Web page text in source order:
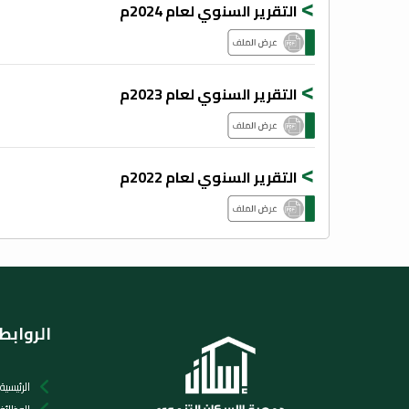
التقرير السنوي لعام 2024م
> التقرير السنوي لعام 2023م
> التقرير السنوي لعام 2022م
الرئيسية